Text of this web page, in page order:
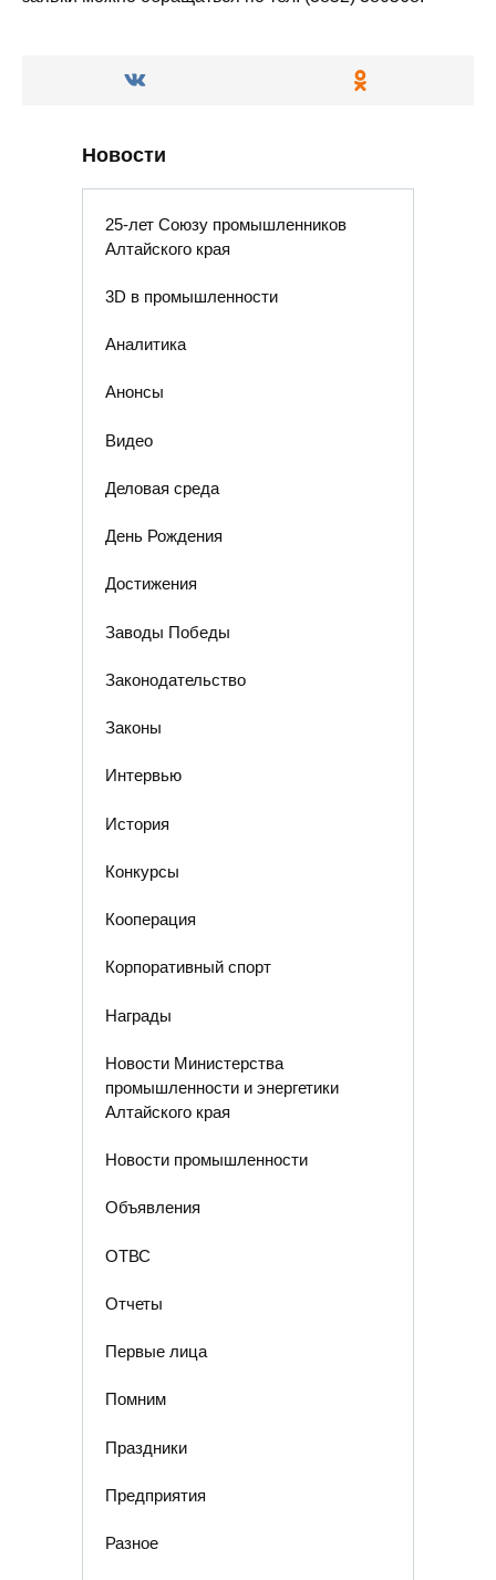
Новости
25-лет Союзу промышленников
Алтайского края
3D в промышленности
Аналитика
Анонсы
Видео
Деловая среда
День Рождения
Достижения
Заводы Победы
Законодательство
Законы
Интервью
История
Конкурсы
Кооперация
Корпоративный спорт
Награды
Новости Министерства
промышленности и энергетики
Алтайского края
Новости промышленности
Объявления
ОТВС
Отчеты
Первые лица
Помним
Праздники
Предприятия
Разное